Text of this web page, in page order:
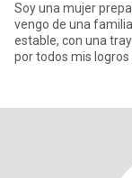
Soy una mujer
vengo de una familia tradicional. Soy una
estable, con una trayectoria
por todos mis